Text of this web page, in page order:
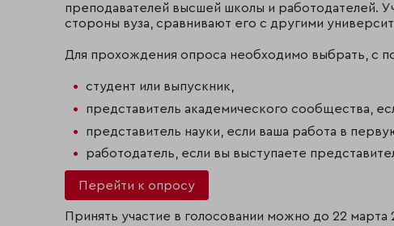
преподавателей высшей школы и работодателей.
стороны вуза, сравнивают его с другими
Для прохождения опроса необходимо выбрать, с
студент или выпускник,
представитель академического сообщества,
представитель науки, если ваша работа в
работодатель, если вы выступаете
Перейти к опросу
Принять участие в голосовании можно до 22 марта